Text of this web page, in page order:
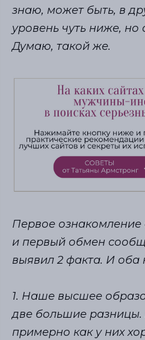
знаю, может быть, в
уровень чуть ниже, но
Думаю, такой же.
Первое
и первый обмен
выявил 2 факта. И оба
1. Наше высшее
две большие
примерно как у них